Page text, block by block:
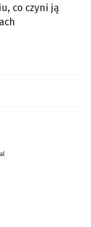
co czyni ją